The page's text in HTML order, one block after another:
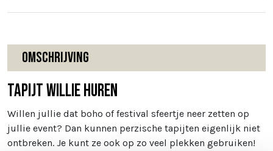
Omschrijving
Tapijt Willie huren
Willen jullie dat boho of festival sfeertje neer zetten op
jullie event? Dan kunnen perzische tapijten eigenlijk niet
ontbreken. Je kunt ze ook op zo veel plekken gebruiken!